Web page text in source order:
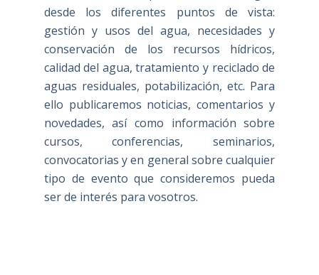
desde los diferentes puntos de vista:
gestión y usos del agua, necesidades y
conservación de los recursos hídricos,
calidad del agua, tratamiento y reciclado de
aguas residuales, potabilización, etc. Para
ello publicaremos noticias, comentarios y
novedades, así como información sobre
cursos, conferencias, seminarios,
convocatorias y en general sobre cualquier
tipo de evento que consideremos pueda
ser de interés para vosotros.